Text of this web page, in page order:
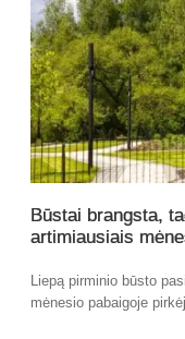
Būstai brangsta,
artimiausiais
Liepą pirminio būsto
mėnesio pabaigoje